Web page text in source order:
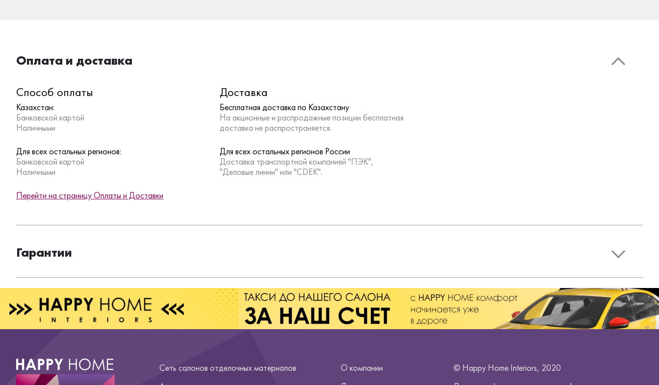
Оплата и доставка
Способ оплаты
Казахстан:
Банковской картой
Наличными
Для всех остальных регионов:
Банковской картой
Наличными
Доставка
Бесплатная доставка по Казахстану
На акционные и распродажные позиции бесплатная
доставка не распространяется.
Для всех остальных регионов России
Доставка транспортной компанией "ПЭК",
"Деловые линии" или "CDEK".
Перейти на страницу Оплаты и Доставки
Гарантии
Сеть салонов отделочных материалов
О компании
© Happy Home Interiors, 2020